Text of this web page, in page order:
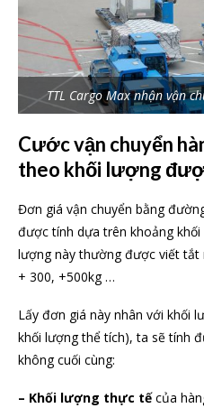
TTL Cargo Max nhận vận
Cước vận chuyển
theo khối lượng
Đơn giá vận chuyển bằng
được tính dựa trên khoảng
lượng này thường được viết tắt
+ 300, +500kg …
Lấy đơn giá này nhân với khối
khối lượng thể tích), ta sẽ tính
không cuối cùng:
– Khối lượng thực tếcủa